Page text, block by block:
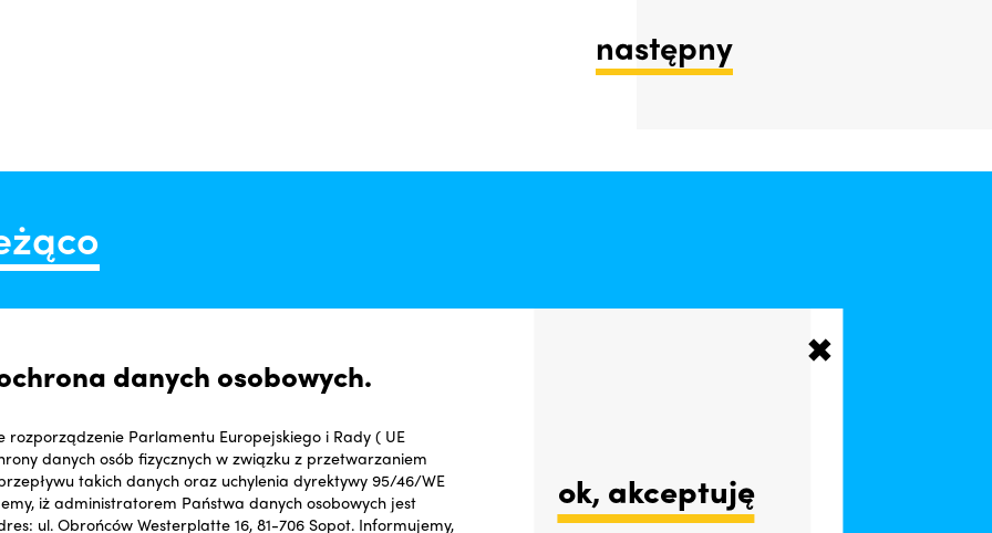
następny
#literackisopot2019
danych osobowych.
rozporządzenie Parlamentu Europejskiego i Rady ( UE
danych osób fizycznych w związku z przetwarzaniem
takich danych oraz uchylenia dyrektywy 95/46/WE
iż administratorem Państwa danych osobowych jest
ul. Obrońców Westerplatte 16, 81-706 Sopot. Informujemy,
ok, akceptuję
✚